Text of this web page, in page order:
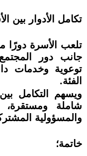
تكامل الأدوار بين
تلعب الأسرة دورًا
جانب دور
توعوية وخدمات
الفئة.
ويسهم التكامل
شاملة ومستقرة،
والمسؤولية
خاتمة؛